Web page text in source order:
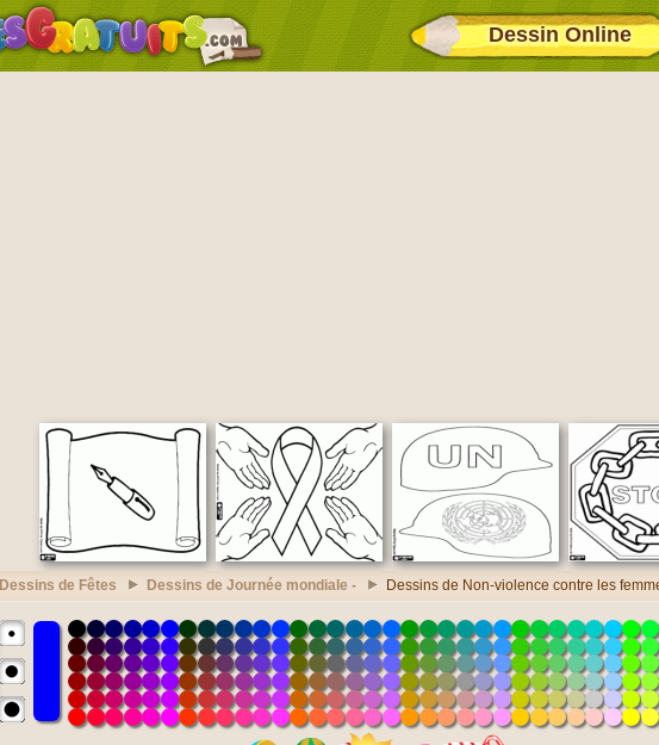
Dessin Online
Dessins de Fêtes Dessins de Journée mondiale - Dessins de Non-violence contre les